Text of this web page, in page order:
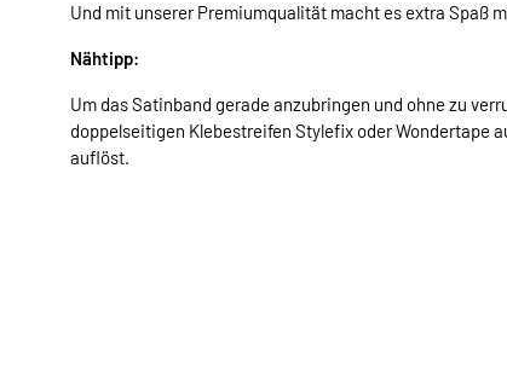
Und mit unserer Premiumqualität macht es extra Spaß
Nähtipp:
Um das Satinband gerade anzubringen und ohne zu
doppelseitigen Klebestreifen Stylefix oder Wondertape
auflöst.